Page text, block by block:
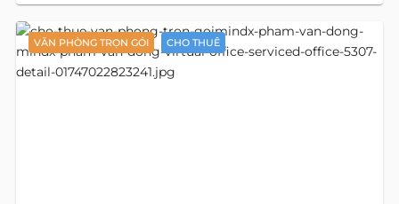
VĂN PHÒNG TRỌN GÓI CHO THUÊ